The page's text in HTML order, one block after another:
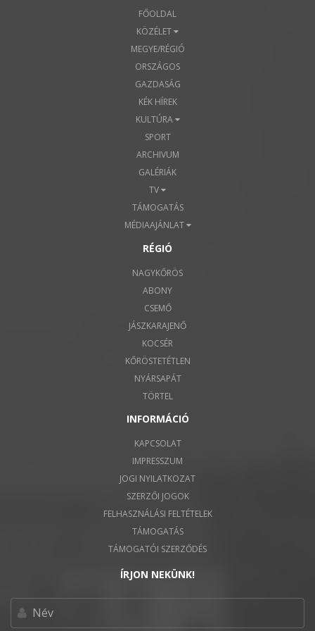
FŐOLDAL
KÖZÉLET
MEGYE/RÉGIÓ
ORSZÁGOS
GAZDASÁG
KÉK HÍREK
KULTÚRA
SPORT
ARCHIVUM
GALÉRIÁK
TV
TÁMOGATÁS
MÉDIAAJÁNLAT
RÉGIÓ
NAGYKŐRÖS
ABONY
CSEMŐ
JÁSZKARAJENŐ
KOCSÉR
KŐRÖSTETÉTLEN
NYÁRSAPÁT
TÖRTEL
INFORMÁCIÓ
KAPCSOLAT
IMPRESSZUM
JOGI NYILATKOZAT
SZERZŐI JOGOK
FELHASZNÁLÁSI FELTÉTELEK
TÁMOGATÁS
TÁMOGATÓI SZERZŐDÉS
ÍRJON NEKÜNK!